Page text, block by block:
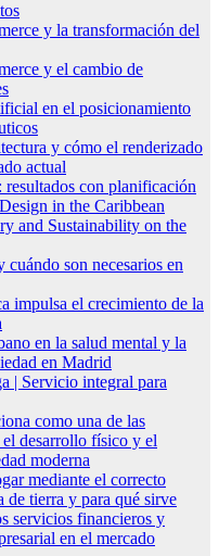
y la transformación del
y el cambio de
en el posicionamiento
y cómo el renderizado
actual
con planificación
in the Caribbean
and Sustainability on the
son necesarios en
impulsa el crecimiento de la
en la salud mental y la
en Madrid
| Servicio integral para
como una de las
el desarrollo físico y el
moderna
mediante el correcto
de tierra y para qué sirve
servicios financieros y
en el mercado